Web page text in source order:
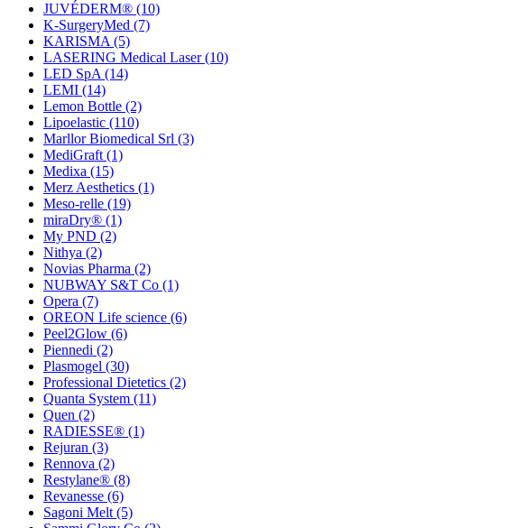
JUVÉDERM® (10)
K-SurgeryMed (7)
KARISMA (5)
LASERING Medical Laser(10)
LED SpA (14)
LEMI (14)
Lemon Bottle (2)
Lipoelastic (110)
Marllor Biomedical Srl (3)
MediGraft (1)
Medixa (15)
Merz Aesthetics (1)
Meso-relle (19)
miraDry® (1)
My PND (2)
Nithya (2)
Novias Pharma (2)
NUBWAY S&T Co (1)
Opera (7)
OREON Life science (6)
Peel2Glow (6)
Piennedi (2)
Plasmogel (30)
Professional Dietetics (2)
Quanta System (11)
Quen (2)
RADIESSE® (1)
Rejuran (3)
Rennova (2)
Restylane® (8)
Revanesse (6)
Sagoni Melt (5)